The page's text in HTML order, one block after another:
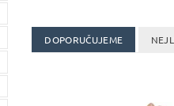
DOPORUČUJEME